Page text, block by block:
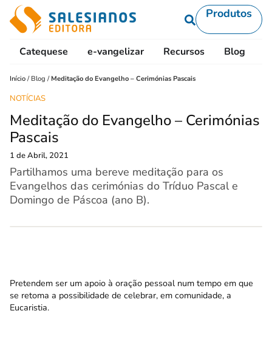
Produtos
Catequese e-vangelizar Recursos Blog
Início / Blog / Meditação do Evangelho – Cerimónias Pascais
NOTÍCIAS
Meditação do Evangelho – Cerimónias
Pascais
1 de Abril, 2021
Partilhamos uma bereve meditação para os
Evangelhos das cerimónias do Tríduo Pascal e
Domingo de Páscoa (ano B).
Pretendem ser um apoio à oração pessoal num tempo em que
se retoma a possibilidade de celebrar, em comunidade, a
Eucaristia.